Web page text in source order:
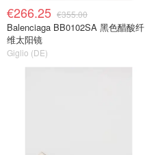
€266.25 €355.00
Balenciaga BB0102SA 黑色醋酸纤
维太阳镜
Giglio (DE)